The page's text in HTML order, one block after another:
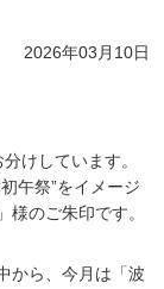
2026年03月10日
けしています。
午祭”をイメージ
様のご朱印です。
から、今月は「波